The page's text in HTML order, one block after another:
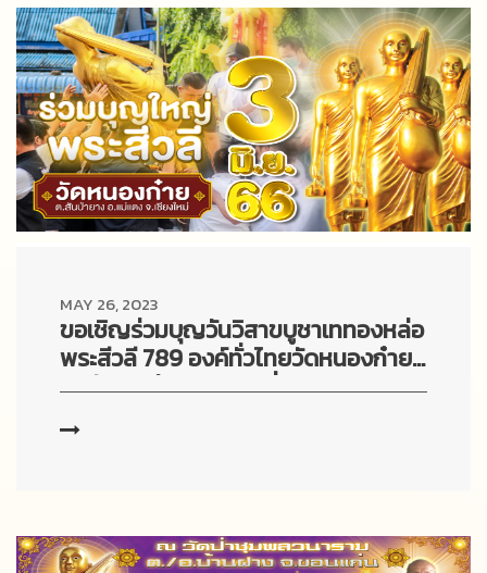
MAY 26, 2023
ขอเชิญร่วมบุญวันวิสาขบูชาเททองหล่อ
พระสีวลี 789 องค์ทั่วไทยวัดหนองก๋าย
จ.เชียงใหม่ ในวันเสาร์ ที่ 3 มิ.ย.2566